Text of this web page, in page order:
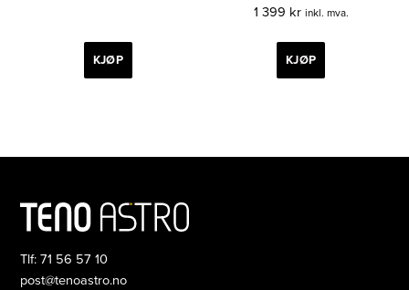
KJØP
1 399 kr inkl. mva.
KJØP
Tlf: 71 56 57 10
post@tenoastro.no